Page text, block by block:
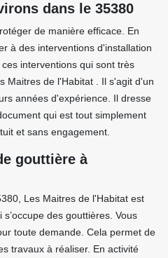
dans le 35380
de manière efficace. En
à des interventions d'installation
interventions qui sont très
Maitres de l'Habitat . Il s'agit d'un
années d'expérience. Il dresse
qui est tout simplement
et sans engagement.
gouttière à
Les Maitres de l'Habitat est
des gouttières. Vous
toute demande. Cela permet de
travaux à réaliser. En activité